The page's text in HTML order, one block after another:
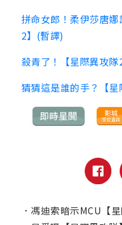
拼命女郎！柔伊莎唐
2】(暫譯)
殺青了！【星際異攻
猜猜這是誰的手？【星
． 馮迪索暗示MCU【星際